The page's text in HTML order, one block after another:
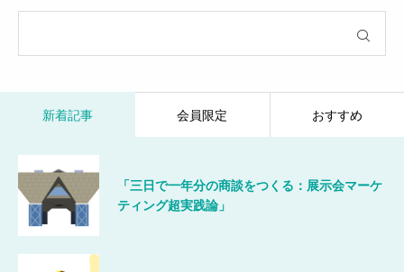
新着記事 会員限定 おすすめ
「三日で一年分の商談をつくる：展示会マーケ
ティング超実践論」